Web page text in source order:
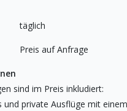
täglich
Preis auf Anfrage
sind im Preis inkludiert:
und private Ausflüge mit einem